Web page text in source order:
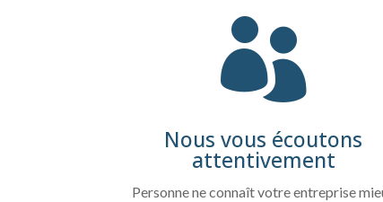

Nous vous écoutons
attentivement
Personne ne connaît votre entreprise